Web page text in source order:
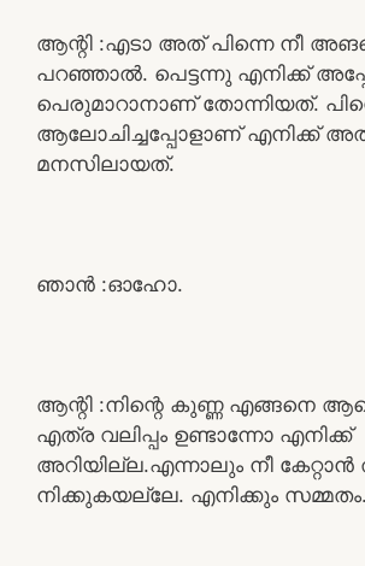
ആന്റി :എടാ അത് പിന്നെ നീ
പറഞ്ഞാൽ. പെട്ടന്നു എനിക്ക്
പെരുമാറാനാണ് തോന്നിയത്.
ആലോചിച്ചപ്പോളാണ് എനിക്ക്
മനസിലായത്.
ഞാൻ :ഓഹോ.
ആന്റി :നിന്റെ കുണ്ണ എങ്ങനെ
എത്ര വലിപ്പം ഉണ്ടാന്നോ എനിക്ക്
അറിയില്ല.എന്നാലും നീ കേറ്റാൻ
നിക്കുകയല്ലേ. എനിക്കും സമ്മതം.